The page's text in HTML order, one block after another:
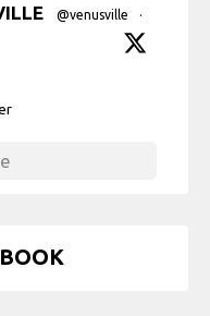
@venusville
·